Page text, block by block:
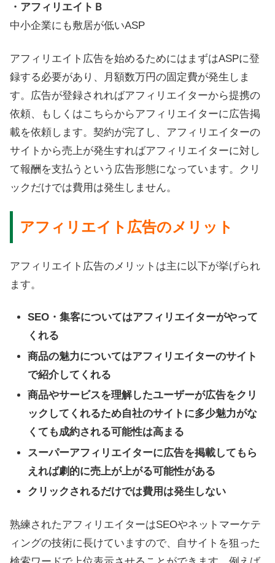
・アフィリエイトＢ
中小企業にも敷居が低いASP
アフィリエイト広告を始めるためにはまずはASPに登
録する必要があり、月額数万円の固定費が発生しま
す。広告が登録されればアフィリエイターから提携の
依頼、もしくはこちらからアフィリエイターに広告掲
載を依頼します。契約が完了し、アフィリエイターの
サイトから売上が発生すればアフィリエイターに対し
て報酬を支払うという広告形態になっています。クリ
ックだけでは費用は発生しません。
アフィリエイト広告のメリット
アフィリエイト広告のメリットは主に以下が挙げられ
ます。
SEO・集客についてはアフィリエイターがやって
くれる
商品の魅力についてはアフィリエイターのサイト
で紹介してくれる
商品やサービスを理解したユーザーが広告をクリ
ックしてくれるため自社のサイトに多少魅力がな
くても成約される可能性は高まる
スーパーアフィリエイターに広告を掲載してもら
えれば劇的に売上が上がる可能性がある
クリックされるだけでは費用は発生しない
熟練されたアフィリエイターはSEOやネットマーケテ
ィングの技術に長けていますので、自サイトを狙った